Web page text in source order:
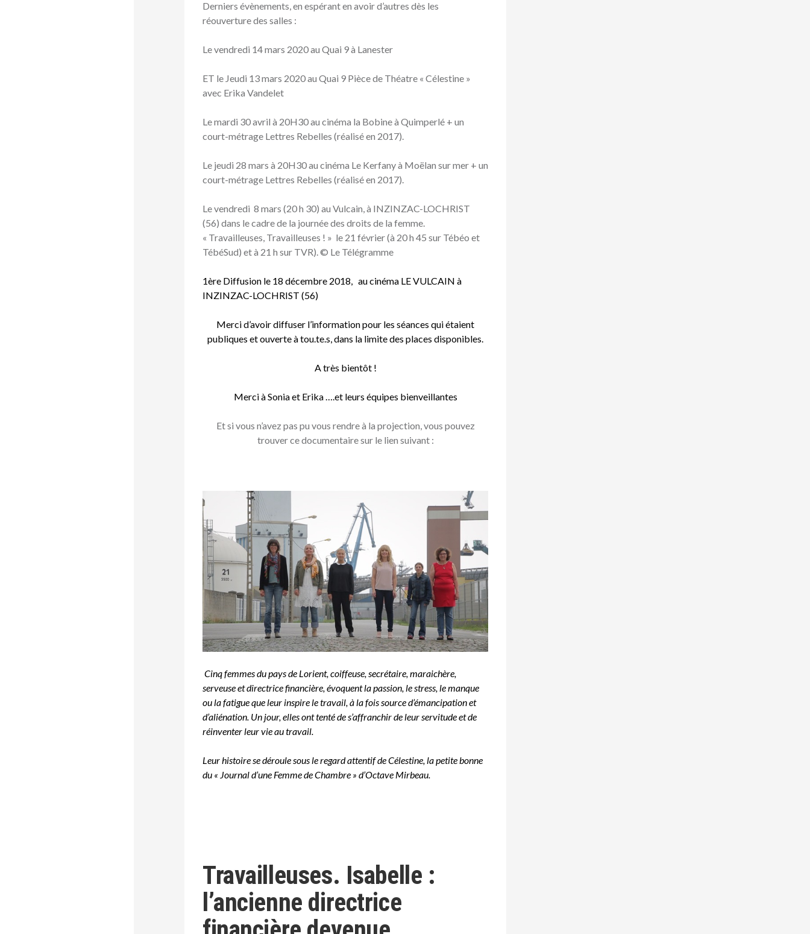
Derniers évènements, en espérant en avoir d’autres dès les
réouverture des salles :
Le vendredi 14 mars 2020 au Quai 9 à Lanester
ET le Jeudi 13 mars 2020 au Quai 9 Pièce de Théatre « Célestine »
avec Erika Vandelet
Le mardi 30 avril à 20H30 au cinéma la Bobine à Quimperlé + un
court-métrage Lettres Rebelles (réalisé en 2017).
Le jeudi 28 mars à 20H30 au cinéma Le Kerfany à Moëlan sur mer + un
court-métrage Lettres Rebelles (réalisé en 2017).
Le vendredi 8 mars (20 h 30) au Vulcain, à INZINZAC-LOCHRIST
(56) dans le cadre de la journée des droits de la femme.
« Travailleuses, Travailleuses ! » le 21 février (à 20 h 45 sur Tébéo et
TébéSud) et à 21 h sur TVR). © Le Télégramme
1ère Diffusion le 18 décembre 2018, aucinéma LE VULCAIN à
INZINZAC-LOCHRIST (56)
Merci d’avoir diffuser l’information pour les séances qui étaient
publiques et ouverte à tou.te.s,dans la limite des places disponibles.
A très bientôt !
Merci à Sonia et Erika ….et leurs équipes bienveillantes
Et si vous n’avez pas pu vous rendre à la projection, vous pouvez
trouver ce documentaire sur le lien suivant :
Cinq femmes du pays de Lorient, coiffeuse, secrétaire, maraichère,
serveuse et directrice financière, évoquent la passion, le stress, le manque
ou la fatigue que leur inspire le travail, à la fois source d’émancipation et
d’aliénation. Un jour, elles ont tenté de s’affranchir de leur servitude et de
réinventer leur vie au travail.
Leur histoire se déroule sous le regard attentif de Célestine, la petite bonne
du « Journal d’une Femme de Chambre » d’Octave Mirbeau.
Travailleuses. Isabelle :
l’ancienne directrice